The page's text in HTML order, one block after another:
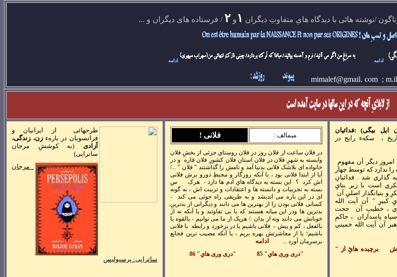
/نوشته هائی با ديدگاه هایِ متفاوتِ ديگران ۱ و ۲ / فرستاده های ديگران و ...
ادامه ادامه
mimalef@gmail. com ;
طرحهائی از ايرانيان و
فرانسويان در بارهء زن، زندگی،
آزادی (به کوششِ مرجان
ساتراپی)
مرجان
ساتراپی: پرسپوليس
ميمالف : فلانی !
در فلان ساعت از فلان روز در فلان روستایِ جزئی از بخشِ فلان
وابسته به شهرِ فلان در فلان استانِ فلان کشورِ فلان قاره و در
خانواده ای بلاشک فلانی بدنيا آمد و نامش را گذاشتند " فلان " .../
آيا از ابتدا فلانی بود ، يا آنکه روزگار و مجيطِ دورو برش فلانی
اش کرد ؟ اين بسته به ديدگاه هایِ آدم ها دارد - هرک س
بسته به تجربيات و دانسته ها و اعتقادات و تربيت اش ، به گونه
ای در اين باره می انديشد و به طريقی راه جوئی می کند -
کسانی فلانی بودن را از بهترين ها می دانند و ديگرانی از بدترينِ
بدترين ها ودر اين ميانه هستند که يا بی تفاوتند و يا آنکه نه از
خوبانش می دانند ونه از بدان ./ هريک از ما می توانيم - بالقوه يا
بالفعل ، کم و بيش - فلانی باشيم يا در برخورد و رابطه با فلانی
باشيم؛ يا از معاشرتش بهره بريم ، يا آنکه مصيب ترين فجايع
برسرِمان آورد ...
ادامه
"دری وری هایِ" 85 "دری وری هایِ" 86
ايل بيگی) :فدائيان
، سکهء رايج در
امروز ديگر آن مفهومِ
ندارد كه توسط چهار
گذاري شد . فدائيانِ
است با زير بنايِ
و بنيانگذار اصليِ آن
كبيرِ " آن آيت الله
، خطيبِ آن حجت
پاسداران ، حاكمِ
آن آيت الله خميني
برچيده هائِ از "